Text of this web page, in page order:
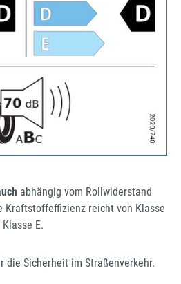
abhängig vom Rollwiderstand
Kraftstoffeffizienz reicht von Klasse
E.
die Sicherheit im Straßenverkehr.